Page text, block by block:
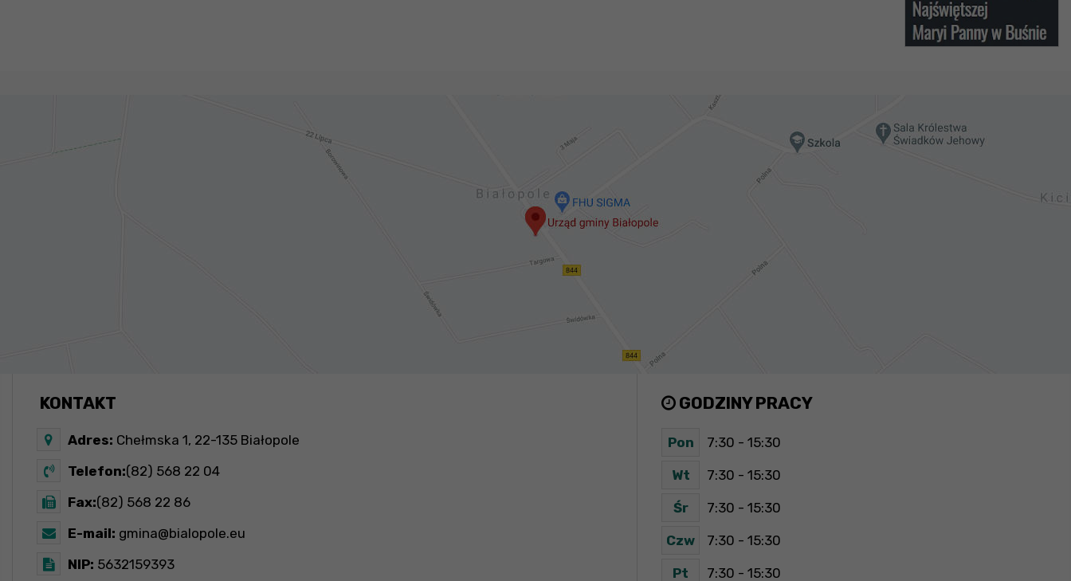
KONTAKT
Adres: Chełmska 1, 22-135 Białopole
Telefon:(82) 568 22 04
Fax:(82) 568 22 86
E-mail: gmina@bialopole.eu
NIP: 5632159393
GODZINY PRACY
Pon 7:30 - 15:30
Wt 7:30 - 15:30
Śr 7:30 - 15:30
Czw 7:30 - 15:30
Pt 7:30 - 15:30